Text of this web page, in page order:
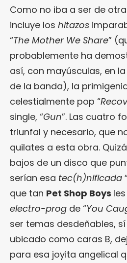
Como no iba a ser de
incluye los hitazos
“The Mother We Share”
probablemente ha
así, con mayúsculas, en
de la banda), la
celestialmente pop “
single, “Gun”. Las cuatro
triunfal y necesario, que
quilates a esta obra.
bajos de un disco que
serían esa tec(h)nificada “
que tan Pet Shop Boys
electro-prog de “You
ser temas desdeñables,
ubicado como caras B,
para esa joyita angelical